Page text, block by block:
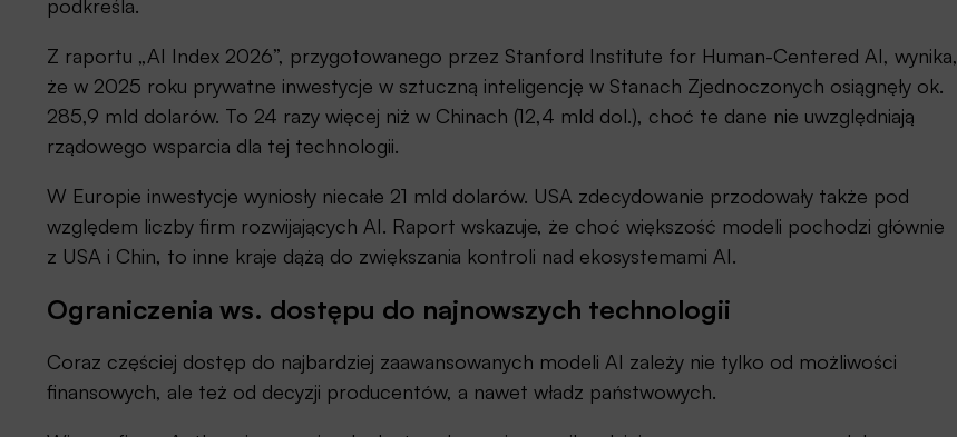
podkreśla.
Z raportu „AI Index 2026”, przygotowanego przez Stanford Institute for Human-Centered AI, wynika,
że w 2025 roku prywatne inwestycje w sztuczną inteligencję w Stanach Zjednoczonych osiągnęły ok.
285,9 mld dolarów. To 24 razy więcej niż w Chinach (12,4 mld dol.), choć te dane nie uwzględniają
rządowego wsparcia dla tej technologii.
W Europie inwestycje wyniosły niecałe 21 mld dolarów. USA zdecydowanie przodowały także pod
względem liczby firm rozwijających AI. Raport wskazuje, że choć większość modeli pochodzi głównie
z USA i Chin, to inne kraje dążą do zwiększania kontroli nad ekosystemami AI.
Ograniczenia ws. dostępu do najnowszych technologii
Coraz częściej dostęp do najbardziej zaawansowanych modeli AI zależy nie tylko od możliwości
finansowych, ale też od decyzji producentów, a nawet władz państwowych.